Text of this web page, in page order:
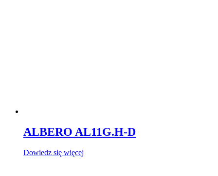
ALBERO AL11G.H-D
Dowiedz się więcej